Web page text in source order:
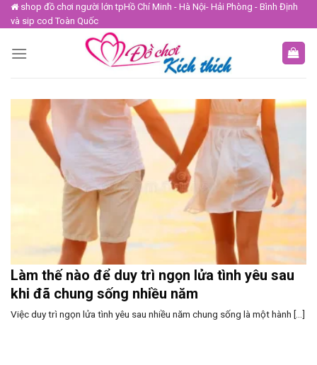
Skip
to
shop đồ chơi người lớn tpHồ Chí Minh - Hà Nội- Hải Phòng - Bình Định
và sip cod Toàn Quốc
Làm thế nào để duy trì ngọn lửa tình yêu sau
khi đã chung sống nhiều năm
Việc duy trì ngọn lửa tình yêu sau nhiều năm chung sống là một hành [...]